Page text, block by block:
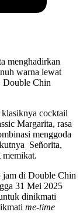
menghadirkan
warna lewat
Double Chin
cocktail
Margarita, rasa
menggoda
Señorita,
memikat.
jam di Double Chin
31 Mei 2025
dinikmati
me-time